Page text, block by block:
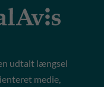
udtalt længsel
medie,